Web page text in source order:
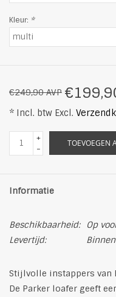
Kleur: *
€249,90 AVP
* Incl. btw Excl.
+
-
TOEVOEGEN
Informatie
Beschikbaarheid:
Op
Levertijd:
Stijlvolle instappers van
De Parker loafer geeft